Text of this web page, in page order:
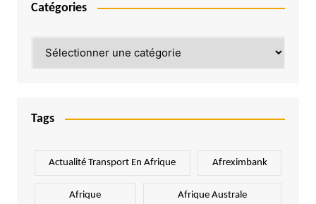
Catégories
Tags
Actualité Transport En Afrique Afreximbank
Afrique Afrique Australe